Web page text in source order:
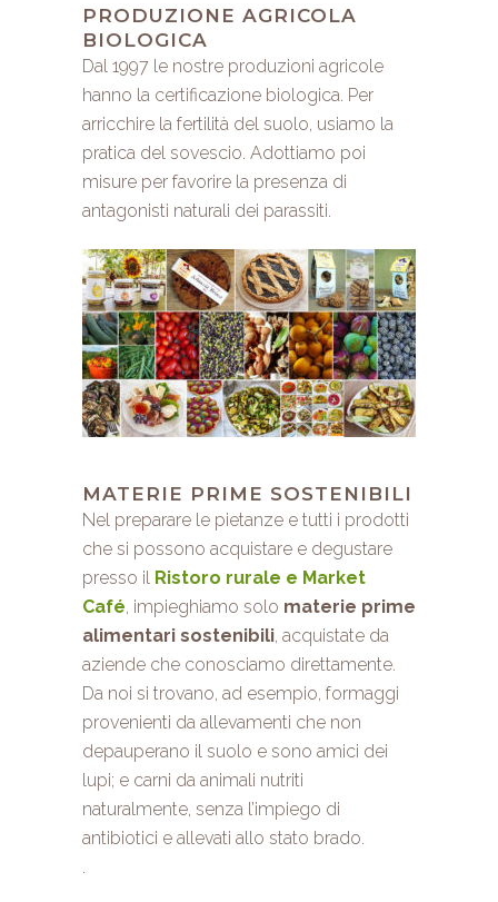
PRODUZIONE AGRICOLA
BIOLOGICA
Dal 1997 le nostre produzioni agricole
hanno la certificazione biologica. Per
arricchire la fertilità del suolo, usiamo la
pratica del sovescio. Adottiamo poi
misure per favorire la presenza di
antagonisti naturali dei parassiti.
MATERIE PRIME SOSTENIBILI
Nel preparare le pietanze e tutti i prodotti
che si possono acquistare e degustare
presso il Ristoro rurale e Market
Café, impieghiamo solo materie prime
alimentari sostenibili, acquistate da
aziende che conosciamo direttamente.
Da noi si trovano, ad esempio, formaggi
provenienti da allevamenti che non
depauperano il suolo e sono amici dei
lupi; e carni da animali nutriti
naturalmente, senza l’impiego di
antibiotici e allevati allo stato brado.
.